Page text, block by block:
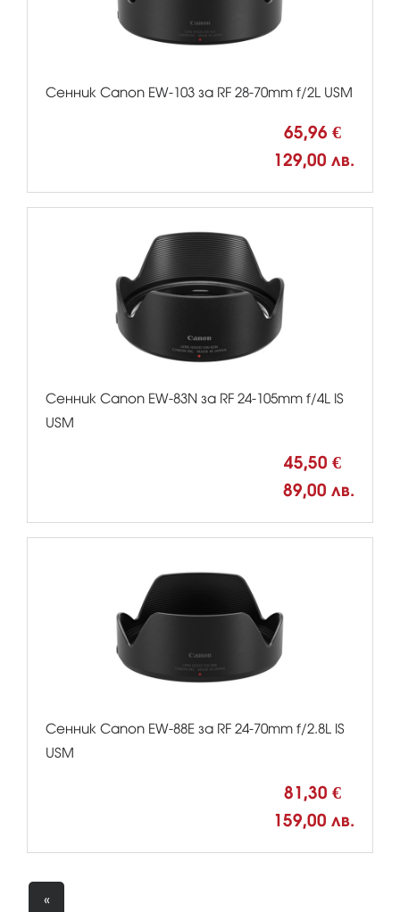
Сенник Canon EW-103 за RF 28-70mm f/2L USM
65,96 €
129,00 лв.
Сенник Canon EW-83N за RF 24-105mm f/4L IS
USM
45,50 €
89,00 лв.
Сенник Canon EW-88E за RF 24-70mm f/2.8L IS
USM
81,30 €
159,00 лв.
«